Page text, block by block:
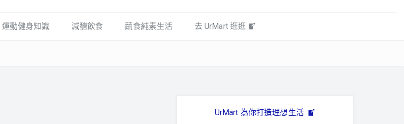
運動健身知識 減醣飲食 蔬食純素生活 去 UrMart 逛逛
UrMart 為你打造理想生活